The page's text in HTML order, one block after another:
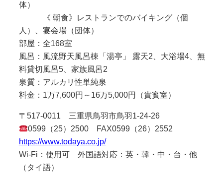
体）
《 朝食》レストランでのバイキング（個
人）、宴会場（団体）
部屋：全168室
風呂：風流野天風呂棟「湯亭」 露天2、大浴場4、無
料貸切風呂5、家族風呂2
泉質：アルカリ性単純泉
料金：1万7,600円～16万5,000円（貴賓室）
〒517-0011 三重県鳥羽市鳥羽1-24-26
0599（25）2500 FAX0599（26）2552
https://www.todaya.co.jp/
Wi-Fi：使用可 外国語対応：英・韓・中・台・他
（タイ語）